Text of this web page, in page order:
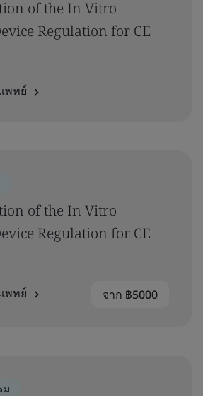
of the In Vitro
Regulation for CE
พทย์
of the In Vitro
Regulation for CE
พทย์ จาก ฿5000
ม